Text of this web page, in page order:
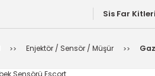
Sis Far Kitleri
Enjektör / Sensör / Müşür